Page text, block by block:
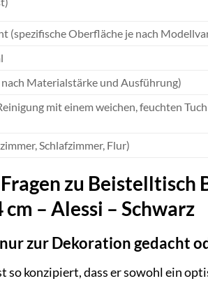
(spezifische Oberfläche je nach
Materialstärke und Ausführung)
mit einem weichen, feuchten
Schlafzimmer, Flur)
zu
– Alessi – Schwarz
zur Dekoration gedacht
konzipiert, dass er sowohl ein